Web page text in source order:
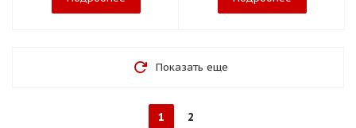
Показать еще
1
2